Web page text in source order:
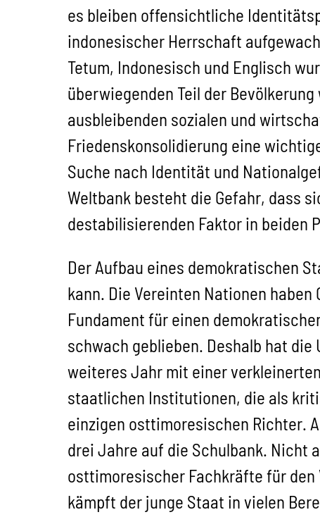
es bleiben offensichtliche
indonesischer Herrschaft
Tetum, Indonesisch und Englisch
überwiegenden Teil der
ausbleibenden sozialen und
Friedenskonsolidierung eine
Suche nach Identität und
Weltbank besteht die Gefahr, dass
destabilisierenden Faktor in beiden
Der Aufbau eines demokratischen
kann. Die Vereinten Nationen
Fundament für einen
schwach geblieben. Deshalb hat die
weiteres Jahr mit einer
staatlichen Institutionen, die als
einzigen osttimoresischen Richter.
drei Jahre auf die Schulbank. Nicht
osttimoresischer Fachkräfte für den
kämpft der junge Staat in vielen